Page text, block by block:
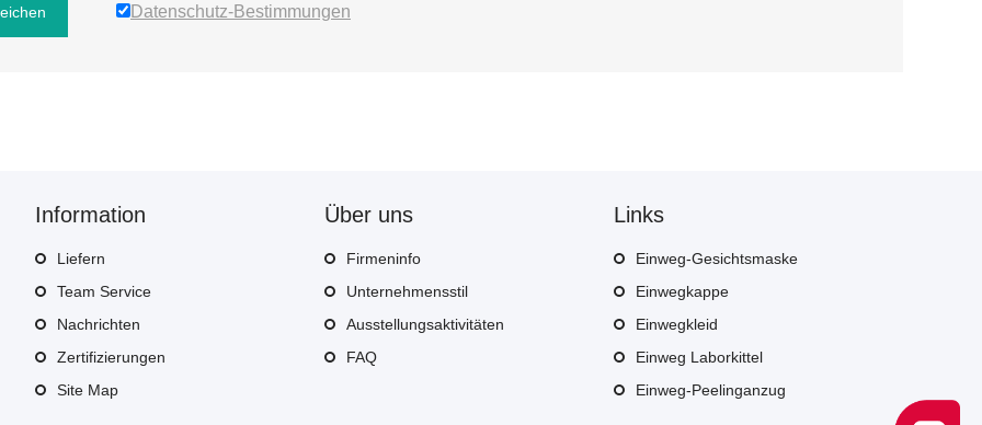
Datenschutz-Bestimmungen
Information
Liefern
Team Service
Nachrichten
Zertifizierungen
Site Map
Über uns
Firmeninfo
Unternehmensstil
Ausstellungsaktivitäten
FAQ
Links
Einweg-Gesichtsmaske
Einwegkappe
Einwegkleid
Einweg Laborkittel
Einweg-Peelinganzug